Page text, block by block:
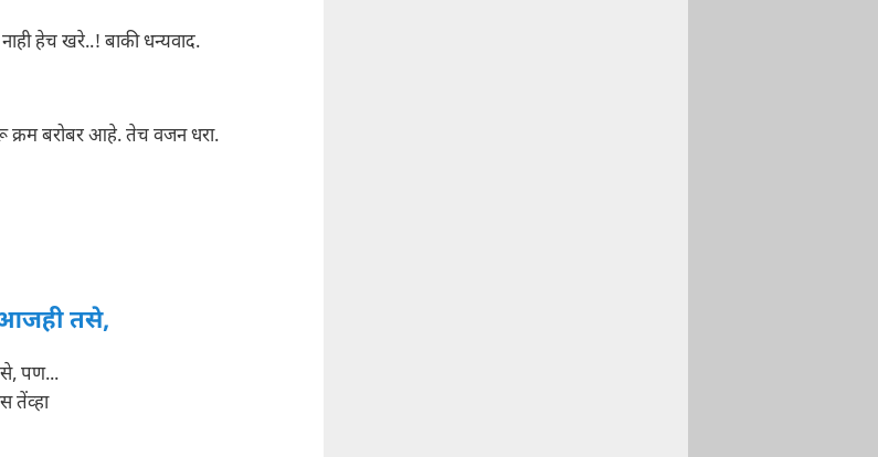
हेच खरे..! बाकी धन्यवाद.
क्रम बरोबर आहे. तेच वजन धरा.
आजही तसे,
पण...
तेंव्हा